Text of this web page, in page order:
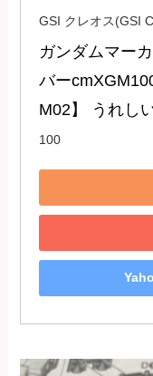
GSI クレオス(GSI
ガンダムマー
バー
M02】 うれし
100